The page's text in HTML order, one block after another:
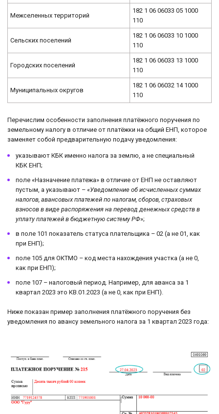
Межселенных территорий
182 1 06 06033 05 1000
110
Сельских поселений
182 1 06 06033 10 1000
110
Городских поселений
182 1 06 06033 13 1000
110
Муниципальных округов
182 1 06 06032 14 1000
110
Перечислим особенности заполнения платёжного поручения по
земельному налогу в отличие от платёжки на общий ЕНП, которое
заменяет собой предварительную подачу уведомления:
указывают КБК именно налога за землю, а не специальный
КБК ЕНП;
поле «Назначение платежа» в отличие от ЕНП не оставляют
пустым, а указывают – «Уведомление об исчисленных суммах
налогов, авансовых платежей по налогам, сборов, страховых
взносов в виде распоряжения на перевод денежных средств в
уплату платежей в бюджетную систему РФ»;
в поле 101 показатель статуса плательщика – 02 (а не 01, как
при ЕНП);
поле 105 для ОКТМО – код места нахождения участка (а не 0,
как при ЕНП);
поле 107 – налоговый период. Например, для аванса за 1
квартал 2023 это КВ.01.2023 (а не 0, как при ЕНП).
Ниже показан пример заполнения платёжного поручения без
уведомления по авансу земельного налога за 1 квартал 2023 года: